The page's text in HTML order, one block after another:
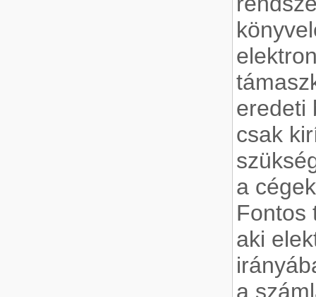
eredeti
csak
a
Fontos
aki
a